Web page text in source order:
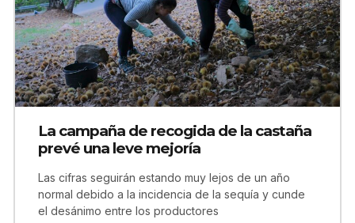
La campaña de recogida de la castaña
prevé una leve mejoría
Las cifras seguirán estando muy lejos de un año
normal debido a la incidencia de la sequía y cunde
el desánimo entre los productores